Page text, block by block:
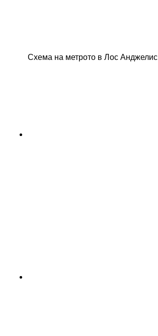
Схема на метрото в Лос Анджелис